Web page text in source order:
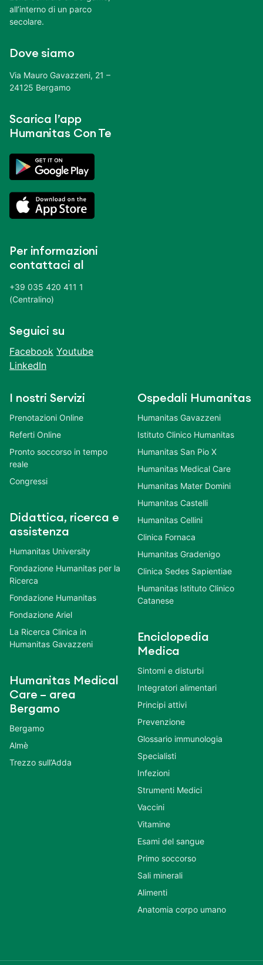
all’interno di un parco
secolare.
Dove siamo
Via Mauro Gavazzeni, 21 –
24125 Bergamo
Scarica l’app
Humanitas Con Te
Per informazioni
contattaci al
+39 035 420 411 1
(Centralino)
Seguici su
Facebook Youtube
LinkedIn
I nostri Servizi
Prenotazioni Online
Referti Online
Pronto soccorso in tempo
reale
Congressi
Didattica, ricerca e
assistenza
Humanitas University
Fondazione Humanitas per la
Ricerca
Fondazione Humanitas
Fondazione Ariel
La Ricerca Clinica in
Humanitas Gavazzeni
Humanitas Medical
Care – area
Bergamo
Bergamo
Almè
Trezzo sull’Adda
Ospedali Humanitas
Humanitas Gavazzeni
Istituto Clinico Humanitas
Humanitas San Pio X
Humanitas Medical Care
Humanitas Mater Domini
Humanitas Castelli
Humanitas Cellini
Clinica Fornaca
Humanitas Gradenigo
Clinica Sedes Sapientiae
Humanitas Istituto Clinico
Catanese
Enciclopedia
Medica
Sintomi e disturbi
Integratori alimentari
Principi attivi
Prevenzione
Glossario immunologia
Specialisti
Infezioni
Strumenti Medici
Vaccini
Vitamine
Esami del sangue
Primo soccorso
Sali minerali
Alimenti
Anatomia corpo umano